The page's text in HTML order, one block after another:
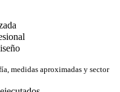
medidas aproximadas y sector